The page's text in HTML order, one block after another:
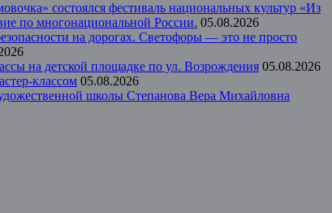
состоялся фестиваль национальных культур «Из
по многонациональной России. 05.08.2026
на дорогах. Светофоры — это не просто
на детской площадке по ул. Возрождения 05.08.2026
классом 05.08.2026
школы Степанова Вера Михайловна